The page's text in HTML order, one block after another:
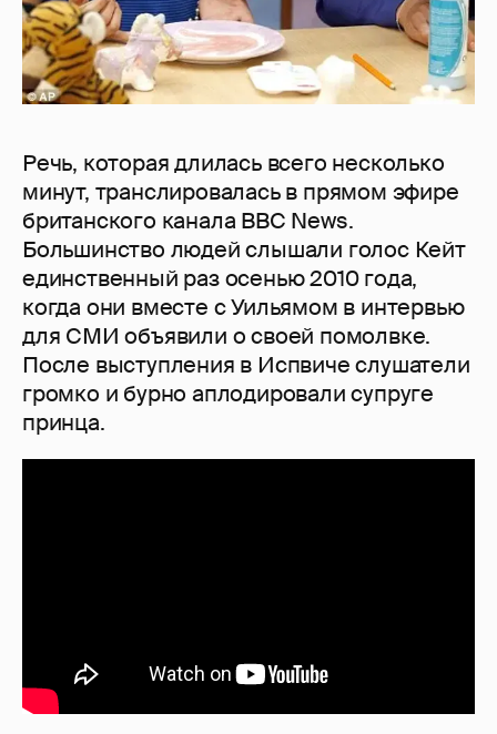
Речь, которая длилась всего несколько
минут, транслировалась в прямом эфире
британского канала BBC News.
Большинство людей слышали голос Кейт
единственный раз осенью 2010 года,
когда они вместе с Уильямом в интервью
для СМИ объявили о своей помолвке.
После выступления в Испвиче слушатели
громко и бурно аплодировали супруге
принца.